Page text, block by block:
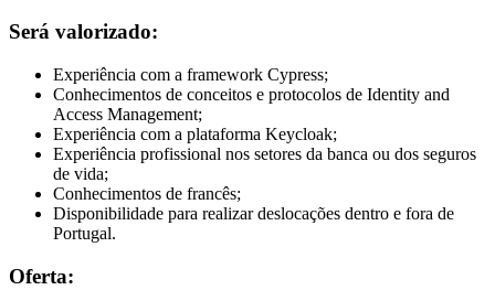
Será valorizado:
Experiência com a framework Cypress;
Conhecimentos de conceitos e protocolos de Identity and
Access Management;
Experiência com a plataforma Keycloak;
Experiência profissional nos setores da banca ou dos seguros
de vida;
Conhecimentos de francês;
Disponibilidade para realizar deslocações dentro e fora de
Portugal.
Oferta: